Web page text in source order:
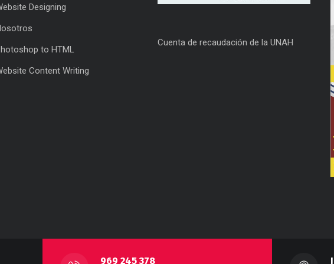
Designing
to HTML
Content Writing
Cuenta de recaudación de la UNAH
969 245 378